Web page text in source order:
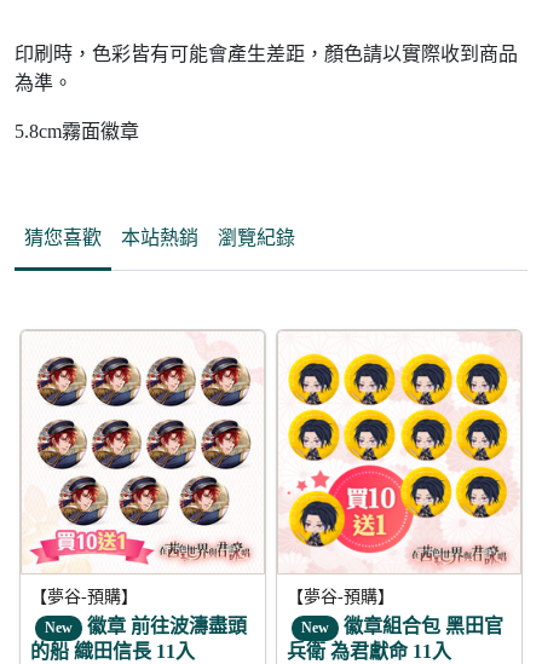
印刷時，色彩皆有可能會產生差距，顏色請以實際收到商品
為準。
5.8cm霧面徽章
猜您喜歡 本站熱銷 瀏覽紀錄
【夢谷-預購】
New 徽章 前往波濤盡頭
的船 織田信長 11入
【夢谷-預購】
New 徽章組合包 黑田官
兵衛 為君獻命 11入